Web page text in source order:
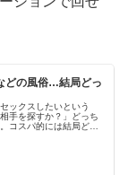
どの風俗…結局どっ
ックスしたいという
手を探すか？」どっち
コスパ的には結局どっ